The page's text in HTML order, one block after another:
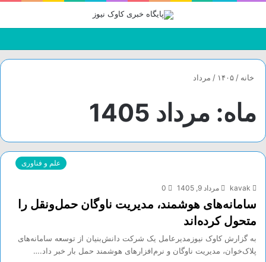
خانه / ۱۴۰۵ / مرداد
ماه: مرداد 1405
علم و فناوری
kavak مرداد 9, 1405 0
سامانه‌های هوشمند، مدیریت ناوگان حمل‌ونقل را
متحول کرده‌اند
به گزارش کاوک نیوزمدیرعامل یک شرکت دانش‌بنیان از توسعه سامانه‌های
پلاک‌خوان، مدیریت ناوگان و نرم‌افزار‌های هوشمند حمل بار خبر داد.…